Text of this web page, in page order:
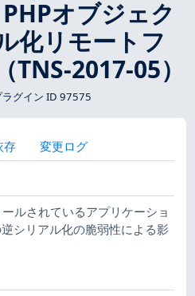
オブジェク
化リモートフ
TNS-2017-05）
ラグイン ID 97575
存 変更ログ
ルされているアプリケーショ
シリアル化の脆弱性による影